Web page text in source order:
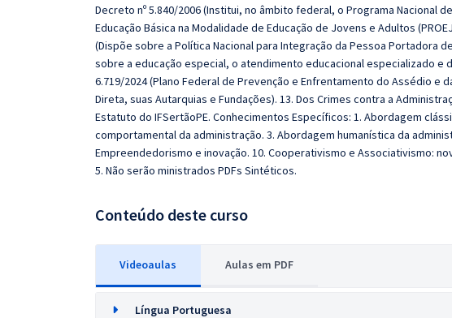
Decreto nº 5.840/2006 (Institui, no âmbito federal, o Programa Nacional
Educação Básica na Modalidade de Educação de Jovens e Adultos
(Dispõe sobre a Política Nacional para Integração da Pessoa Portadora
sobre a educação especial, o atendimento educacional especializado e
6.719/2024 (Plano Federal de Prevenção e Enfrentamento do Assédio e
Direta, suas Autarquias e Fundações). 13. Dos Crimes contra a
Estatuto do IFSertãoPE. Conhecimentos Específicos: 1. Abordagem
comportamental da administração. 3. Abordagem humanística da
Empreendedorismo e inovação. 10. Cooperativismo e Associativismo:
5. Não serão ministrados PDFs Sintéticos.
Conteúdo deste curso
Videoaulas Aulas em PDF
Língua Portuguesa